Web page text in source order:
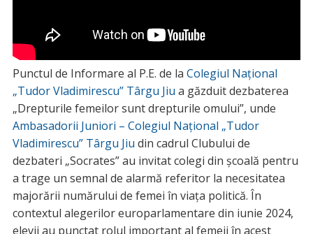
Punctul de Informare al P.E. de la Colegiul Național
„Tudor Vladimirescu” Târgu Jiu a găzduit dezbaterea
„Drepturile femeilor sunt drepturile omului”, unde
Ambasadorii Juniori – Colegiul Național „Tudor
Vladimirescu” Târgu Jiu din cadrul Clubului de
dezbateri „Socrates” au invitat colegi din școală pentru
a trage un semnal de alarmă referitor la necesitatea
majorării numărului de femei în viața politică. În
contextul alegerilor europarlamentare din iunie 2024,
elevii au punctat rolul important al femeii în acest